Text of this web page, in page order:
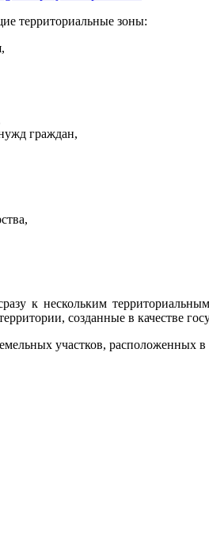
территориальные зоны:
граждан,
к нескольким
созданные в качестве
участков, расположенных